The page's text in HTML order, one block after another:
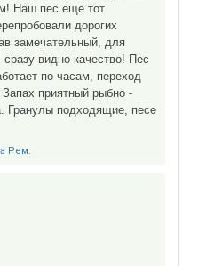
Наш пес еще тот
дорогих
замечательный, для
видно качество! Пес
по часам, переход
приятный рыбно -
Гранулы подходящие, песе
Рем.